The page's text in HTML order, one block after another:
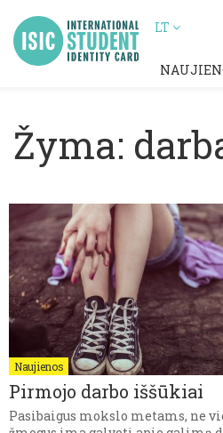
LT
Žyma:
Naujienos
Pirmojo darbo iššūkiai
Pasibaigus mokslo metams, ne